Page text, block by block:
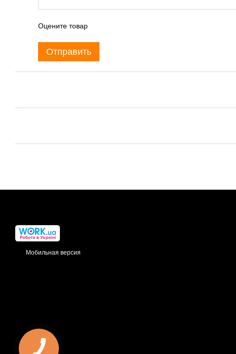
Оцените товар
Отправить
Мобильная версия
КНОПКА
ЗВ'ЯЗКУ